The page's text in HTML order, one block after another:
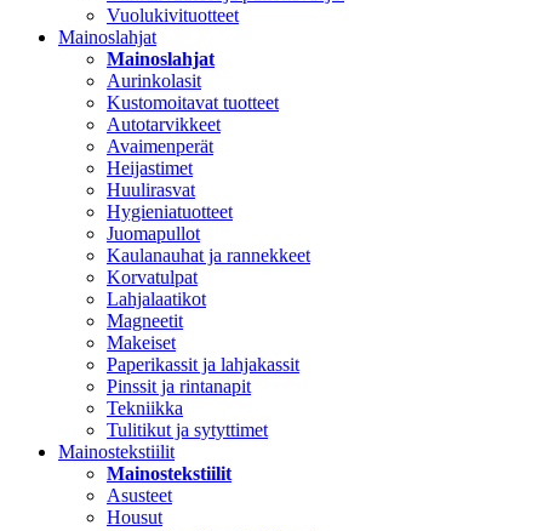
Vuolukivituotteet
Mainoslahjat
Mainoslahjat
Aurinkolasit
Kustomoitavat tuotteet
Autotarvikkeet
Avaimenperät
Heijastimet
Huulirasvat
Hygieniatuotteet
Juomapullot
Kaulanauhat ja rannekkeet
Korvatulpat
Lahjalaatikot
Magneetit
Makeiset
Paperikassit ja lahjakassit
Pinssit ja rintanapit
Tekniikka
Tulitikut ja sytyttimet
Mainostekstiilit
Mainostekstiilit
Asusteet
Housut